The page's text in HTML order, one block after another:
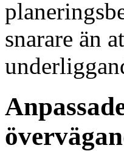
snarare än